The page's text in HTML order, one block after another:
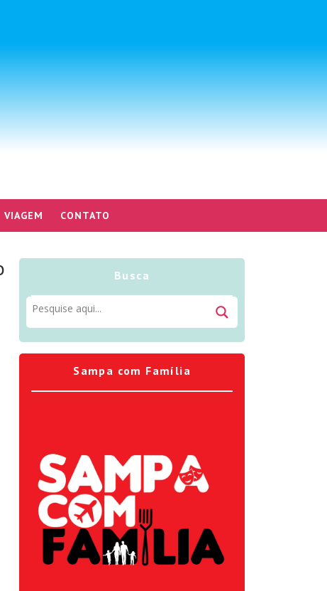
VIAGEM CONTATO
Busca
Sampa com Família